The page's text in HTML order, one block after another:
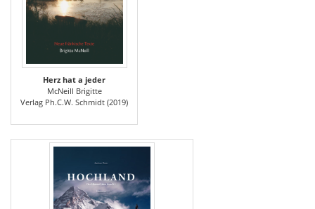
Herz hat a jeder
McNeill Brigitte
Verlag Ph.C.W. Schmidt (2019)